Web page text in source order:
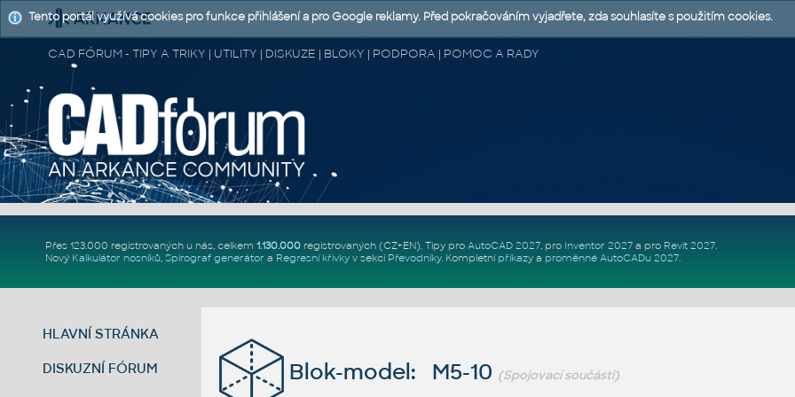
CAD FÓRUM - TIPY A TRIKY | UTILITY | DISKUZE | BLOKY | PODPORA | POMOC A RADY
Přes 123.000 registrovaných u nás, celkem 1.130.000registrovaných (CZ+EN). Tipy pro AutoCAD 2027, pro Inventor 2027a pro Revit 2027.
Nový Kalkulátor nosníků, Spirograf generátor a Regresní křivkyv sekci Převodníky. Kompletní příkazya proměnné AutoCADu 2027.
HLAVNÍ STRÁNKA
DISKUZNÍ FÓRUM Blok-model: M5-10 (Spojovací součásti)
Tento portál využívá cookies pro funkce přihlášení a pro Google reklamy. Před pokračováním vyjadřete, zda souhlasíte s použitím cookies.